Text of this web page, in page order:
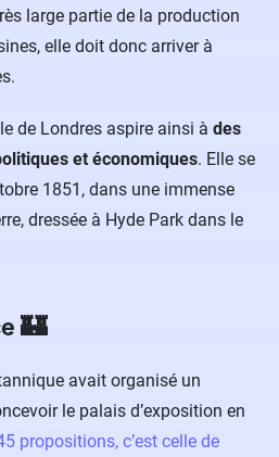
large partie de la production
elle doit donc arriver à
de Londres aspire ainsi à des
et économiques. Elle se
1851, dans une immense
dressée à Hyde Park dans le
🏰
avait organisé un
le palais d’exposition en
propositions, c’est celle de